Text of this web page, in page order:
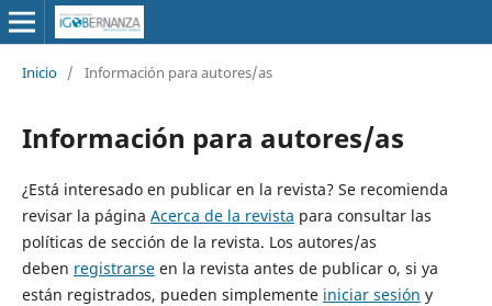
Inicio / Información para autores/as
Información para autores/as
¿Está interesado en publicar en la revista? Se recomienda
revisar la página Acerca de la revista para consultar las
políticas de sección de la revista. Los autores/as
deben registrarseen la revista antes de publicar o, si ya
están registrados, pueden simplemente iniciar sesión y